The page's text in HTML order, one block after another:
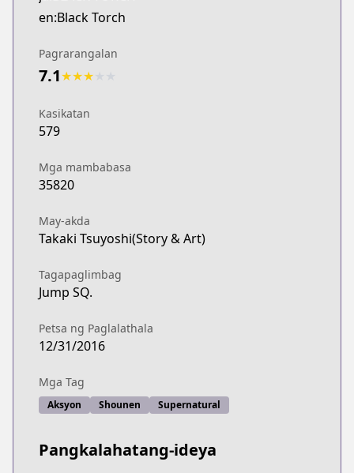
en:Black Torch
Pagrarangalan
7.1★★★
Kasikatan
579
Mga mambabasa
35820
May-akda
Takaki Tsuyoshi(Story & Art)
Tagapaglimbag
Jump SQ.
Petsa ng Paglalathala
12/31/2016
Mga Tag
Aksyon Shounen Supernatural
Pangkalahatang-ideya